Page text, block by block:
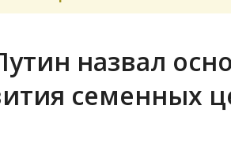
назвал
семенных